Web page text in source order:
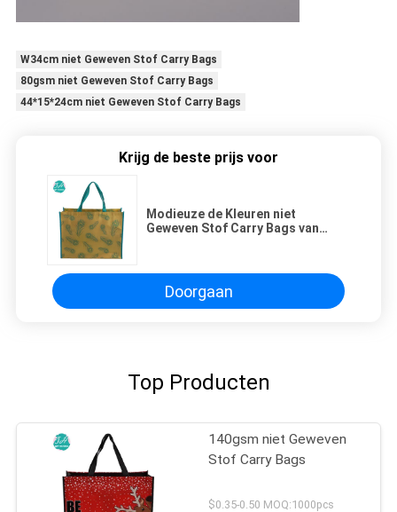
W34cm niet Geweven Stof Carry Bags
80gsm niet Geweven Stof Carry Bags
44*15*24cm niet Geweven Stof Carry Bags
Krijg de beste prijs voor
Modieuze de Kleuren niet
Geweven Stof Carry Bags van
Doorgaan
Top Producten
140gsm niet Geweven
Stof Carry Bags
$0.35-0.50 MOQ:1000pcs